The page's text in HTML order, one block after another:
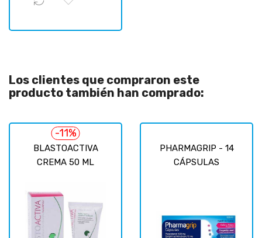
Los clientes que compraron este
producto también han comprado:
BLASTOACTIVA
CREMA 50 ML
-11%
PHARMAGRIP - 14
CÁPSULAS